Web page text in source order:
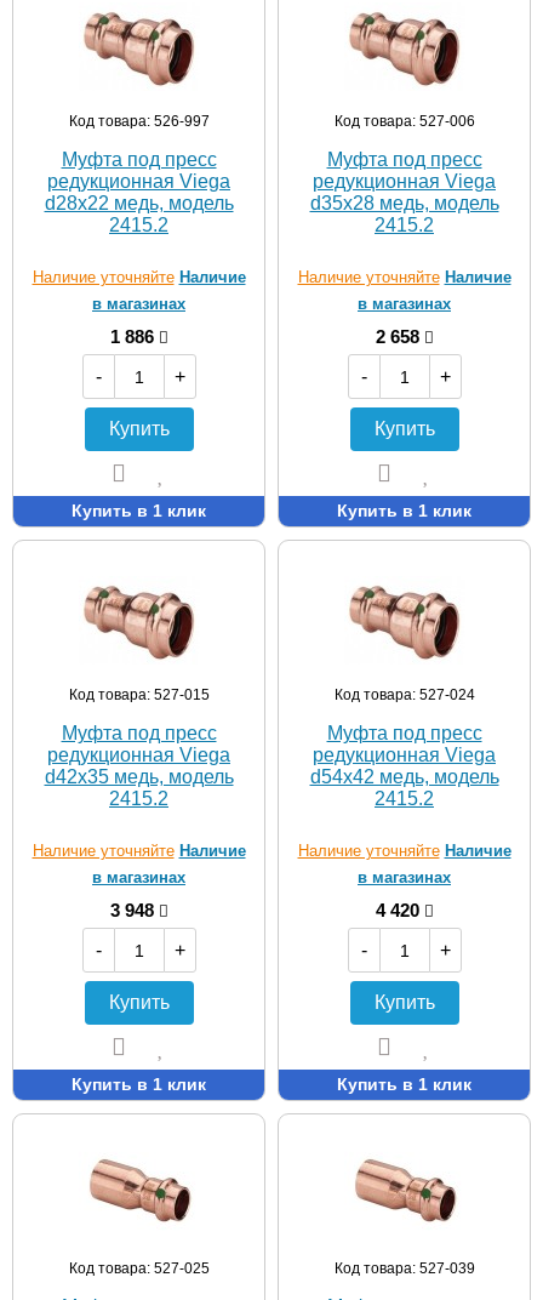
Код товара: 526-997
Муфта под пресс
редукционная Viega
d28х22 медь, модель
2415.2
Наличие уточняйте Наличие
в магазинах
1 886
-
+
Купить
Купить в 1 клик
Код товара: 527-006
Муфта под пресс
редукционная Viega
d35х28 медь, модель
2415.2
Наличие уточняйте Наличие
в магазинах
2 658
-
+
Купить
Купить в 1 клик
Код товара: 527-015
Муфта под пресс
редукционная Viega
d42х35 медь, модель
2415.2
Наличие уточняйте Наличие
в магазинах
3 948
-
+
Купить
Купить в 1 клик
Код товара: 527-024
Муфта под пресс
редукционная Viega
d54х42 медь, модель
2415.2
Наличие уточняйте Наличие
в магазинах
4 420
-
+
Купить
Купить в 1 клик
Код товара: 527-025 Код товара: 527-039